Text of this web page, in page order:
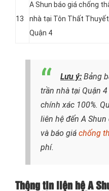
13
A Shun báo giá chống
nhà tại Tôn Thất
Quận 4
Lưu ý: Bảng
trần nhà tại Quận
chính xác 100%.
liên hệ đến A
và báo giá chống
phí.
Thông tin liên hệ A